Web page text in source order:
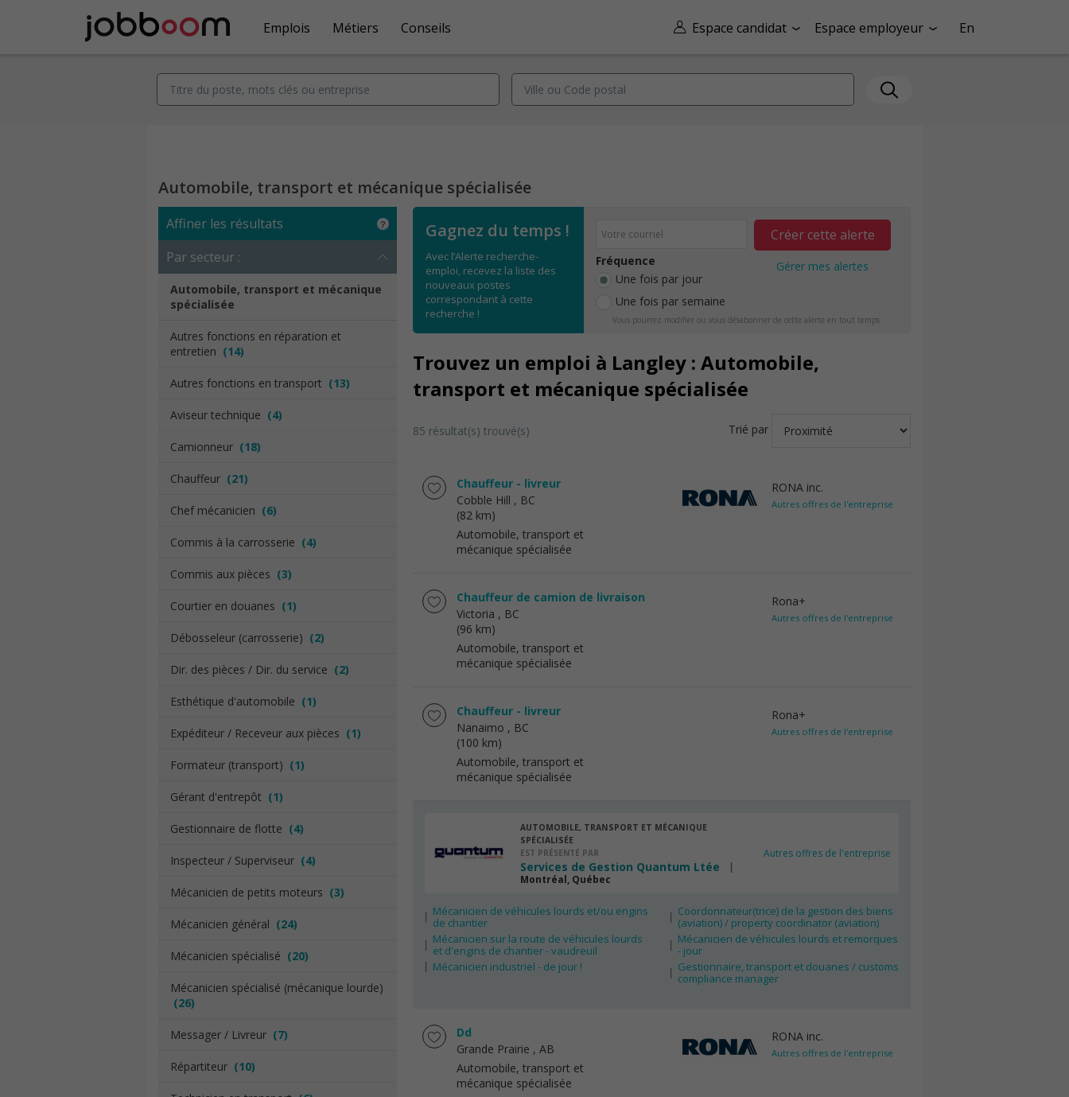
Espace candidat Espace employeur En
Emplois Métiers Conseils
Automobile, transport et mécanique spécialisée
Affiner les résultats
Par secteur :
Automobile, transport et mécanique
spécialisée
Autres fonctions en réparation et
entretien (14)
Autres fonctions en transport (13)
Aviseur technique (4)
Camionneur (18)
Chauffeur (21)
Chef mécanicien (6)
Commis à la carrosserie (4)
Commis aux pièces (3)
Courtier en douanes (1)
Débosseleur (carrosserie) (2)
Dir. des pièces / Dir. du service (2)
Esthétique d'automobile (1)
Expéditeur / Receveur aux pièces (1)
Formateur (transport) (1)
Gérant d'entrepôt (1)
Gestionnaire de flotte (4)
Inspecteur / Superviseur (4)
Mécanicien de petits moteurs (3)
Mécanicien général (24)
Mécanicien spécialisé (20)
Mécanicien spécialisé (mécanique lourde)
(26)
Messager / Livreur (7)
Répartiteur (10)
Gagnez du temps !
Avec l’Alerte recherche-
emploi, recevez la liste des
nouveaux postes
correspondant à cette
recherche !
Fréquence
Une fois par jour
Une fois par semaine
Créer cette alerte
Gérer mes alertes
Vous pourrez modifier ou vous désabonner de cette alerte en tout temps.
Trouvez un emploi à Langley : Automobile,
transport et mécanique spécialisée
85 résultat(s) trouvé(s) Trié par
Chauffeur - livreur
Cobble Hill , BC
(82 km)
Automobile, transport et
mécanique spécialisée
RONA inc.
Autres offres de l'entreprise
Chauffeur de camion de livraison
Victoria , BC
(96 km)
Automobile, transport et
mécanique spécialisée
Rona+
Autres offres de l'entreprise
Chauffeur - livreur
Nanaimo , BC
(100 km)
Automobile, transport et
mécanique spécialisée
Rona+
Autres offres de l'entreprise
AUTOMOBILE, TRANSPORT ET MÉCANIQUE
SPÉCIALISÉE
EST PRÉSENTÉ PAR
Services de Gestion Quantum Ltée
Montréal, Québec
Autres offres de l'entreprise
Mécanicien de véhicules lourds et/ou engins
de chantier
Mécanicien sur la route de véhicules lourds
et d'engins de chantier - vaudreuil
Mécanicien industriel - de jour !
Coordonnateur(trice) de la gestion des biens
(aviation) / property coordinator (aviation)
Mécanicien de véhicules lourds et remorques
- jour
Gestionnaire, transport et douanes / customs
compliance manager
Dd
Grande Prairie , AB
Automobile, transport et
mécanique spécialisée
RONA inc.
Autres offres de l'entreprise